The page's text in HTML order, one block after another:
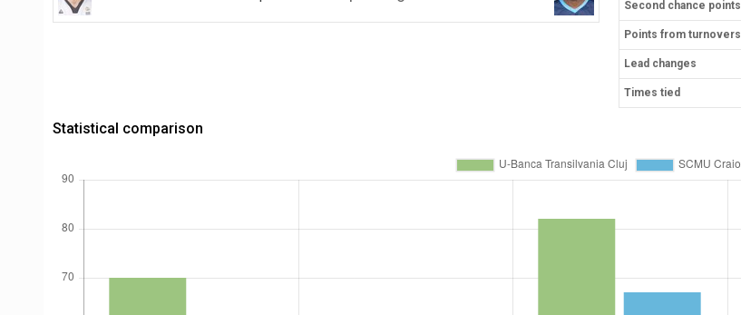
Second chance points
Points from turnovers
Lead changes
Times tied
Statistical comparison